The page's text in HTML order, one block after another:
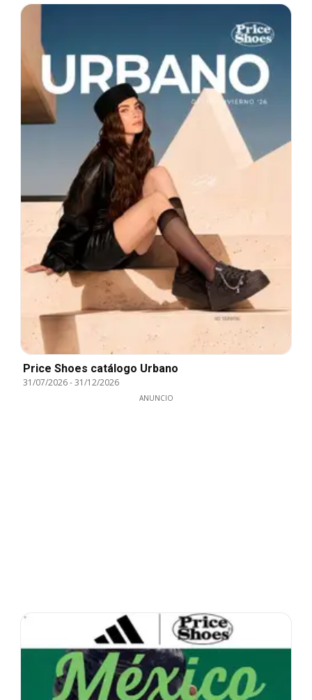
Price Shoes catálogo Urbano
31/07/2026-31/12/2026
ANUNCIO